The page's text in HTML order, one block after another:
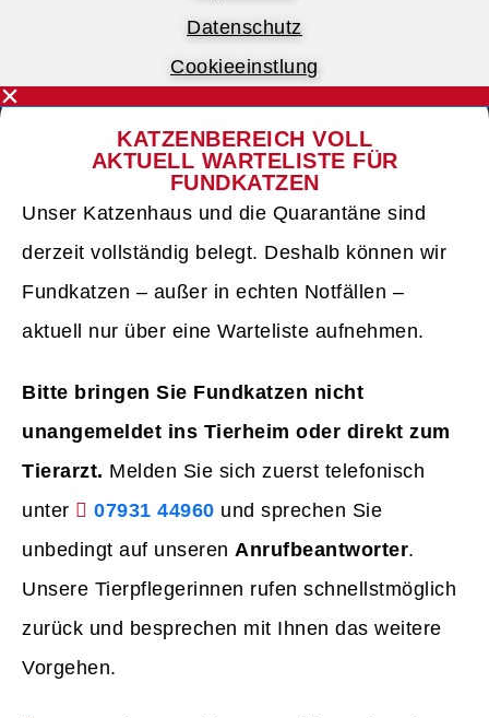
Datenschutz
Cookieeinstlung
KATZENBEREICH VOLL
AKTUELL WARTELISTE FÜR
FUNDKATZEN
Unser Katzenhaus und die Quarantäne sind
derzeit vollständig belegt. Deshalb können wir
Fundkatzen – außer in echten Notfällen –
aktuell nur über eine Warteliste aufnehmen.
Bitte bringen Sie Fundkatzen nicht
unangemeldet ins Tierheim oder direkt zum
Tierarzt. Melden Sie sich zuerst telefonisch
unter
07931 44960 und sprechen Sie
unbedingt auf unseren Anrufbeantworter.
Unsere Tierpflegerinnen rufen schnellstmöglich
zurück und besprechen mit Ihnen das weitere
Vorgehen.